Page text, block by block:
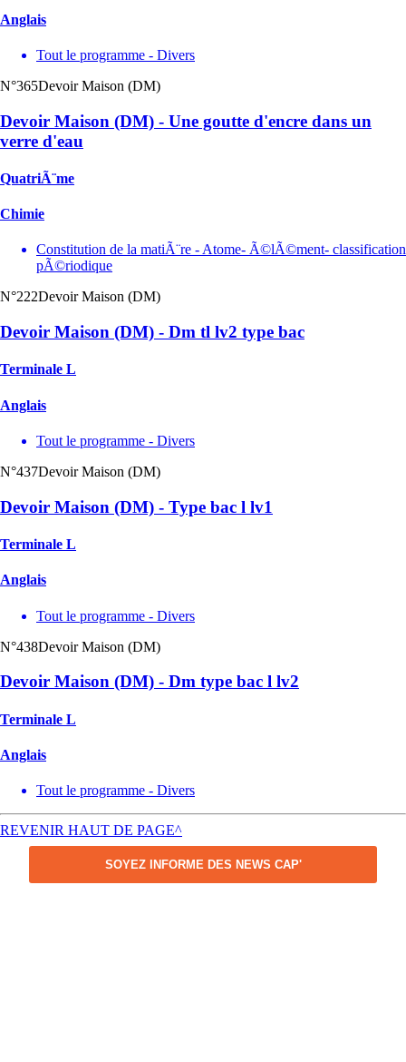
Anglais
Tout le programme - Divers
N°365Devoir Maison (DM)
Devoir Maison (DM) - Une goutte d'encre dans un
verre d'eau
QuatriÃ¨me
Chimie
Constitution de la matiÃ¨re - Atome- Ã©lÃ©ment- classification
pÃ©riodique
N°222Devoir Maison (DM)
Devoir Maison (DM) - Dm tl lv2 type bac
Terminale L
Anglais
Tout le programme - Divers
N°437Devoir Maison (DM)
Devoir Maison (DM) - Type bac l lv1
Terminale L
Anglais
Tout le programme - Divers
N°438Devoir Maison (DM)
Devoir Maison (DM) - Dm type bac l lv2
Terminale L
Anglais
Tout le programme - Divers
REVENIR HAUT DE PAGE^
SOYEZ INFORME DES NEWS CAP'